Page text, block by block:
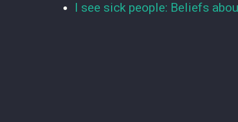
I see sick people: Beliefs